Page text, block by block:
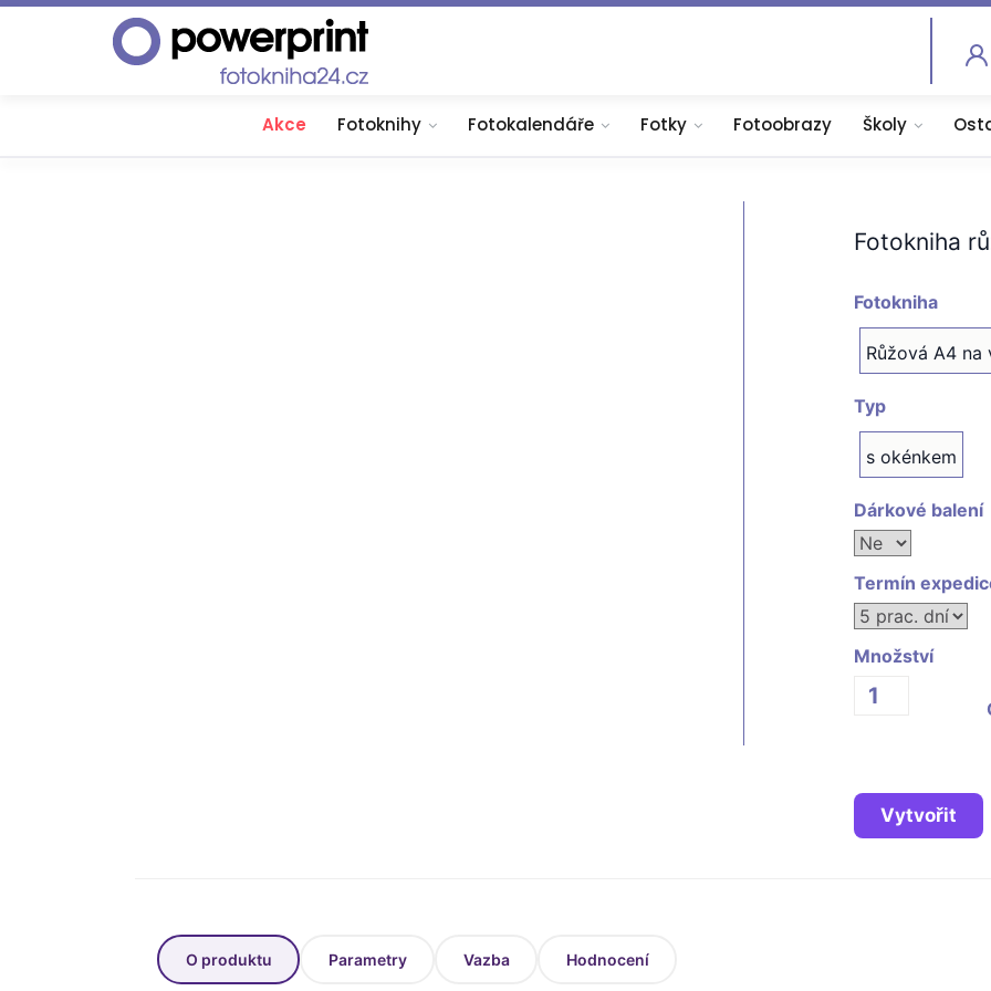
Akce Fotoknihy Fotokalendáře Fotky Fotoobrazy Školy
Fotokniha
Fotokniha
Růžová A4 na
Typ
s okénkem
Dárkové balení
Termín
Množství
Vytvořit
O produktu Parametry Vazba Hodnocení